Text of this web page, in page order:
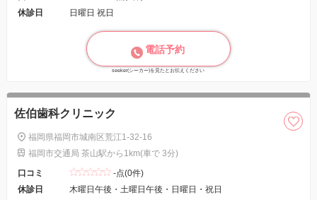
休診日
日曜日 祝日
電話予約
seeker(シーカー)を見たとお伝えください
佐伯歯科クリニック
福岡県福岡市城南区荒江1-32-16
福岡市交通局 茶山駅から1km(車で 3分)
口コミ
-点(0件)
休診日
木曜日午後・土曜日午後・日曜日・祝日